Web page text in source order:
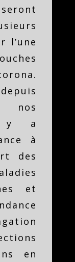
l’une
nos
y a
à
des
et
en